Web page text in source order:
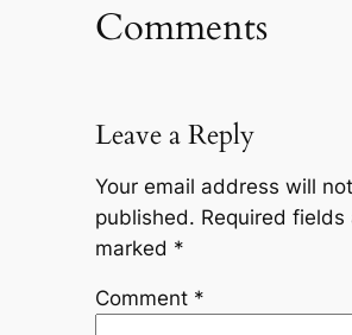
Comments
Leave a Reply
Your email address will
published. Required fields
marked *
Comment *